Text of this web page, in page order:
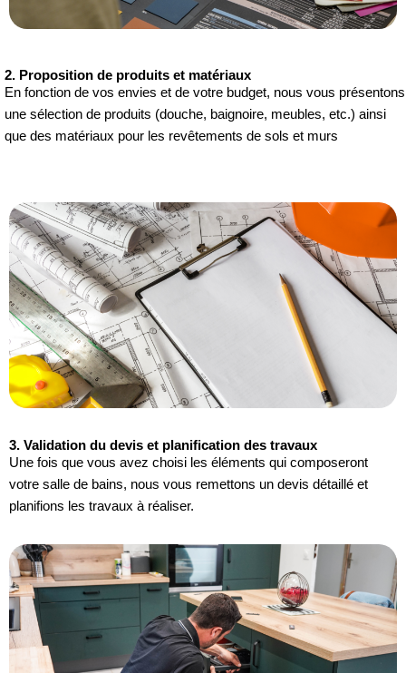
2. Proposition de produits et matériaux
En fonction de vos envies et de votre budget, nous vous présentons
une sélection de produits (douche, baignoire, meubles, etc.) ainsi
que des matériaux pour les revêtements de sols et murs
3. Validation du devis et planification des travaux
Une fois que vous avez choisi les éléments qui composeront
votre salle de bains, nous vous remettons un devis détaillé et
planifions les travaux à réaliser.